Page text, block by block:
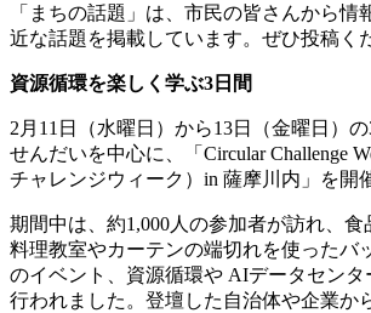
「まちの話題」は、市民の皆さんから情
近な話題を掲載しています。ぜひ投稿く
資源循環を楽しく学ぶ3日間
2月11日（水曜日）から13日（金曜日）
せんだいを中心に、「Circular Challenge
チャレンジウィーク）in 薩摩川内」を開
期間中は、約1,000人の参加者が訪れ、食
料理教室やカーテンの端切れを使ったバ
のイベント、資源循環や AIデータセン
行われました。登壇した自治体や企業か